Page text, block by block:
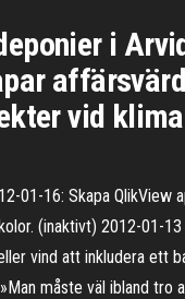
i
vid
01-16: Skapa
(inaktivt) 2012-01-
vind att inkludera ett
måste väl ibland